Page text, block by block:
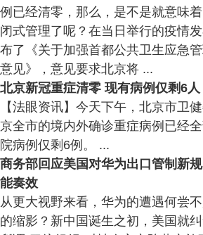
例已经清零，那么，是不是就意味
闭式管理了呢？在当日举行的疫情
布了《关于加强首都公共卫生应急
意见》，意见要求北京将 ...
北京新冠重症清零 现有病例仅剩6人
【法眼资讯】今天下午，北京市卫
京全市的境内外确诊重症病例已经
院病例仅剩6例。 ...
商务部回应美国对华为出口管制新
能奏效
从更大视野来看，华为的遭遇何尝
的缩影？新中国诞生之初，美国就